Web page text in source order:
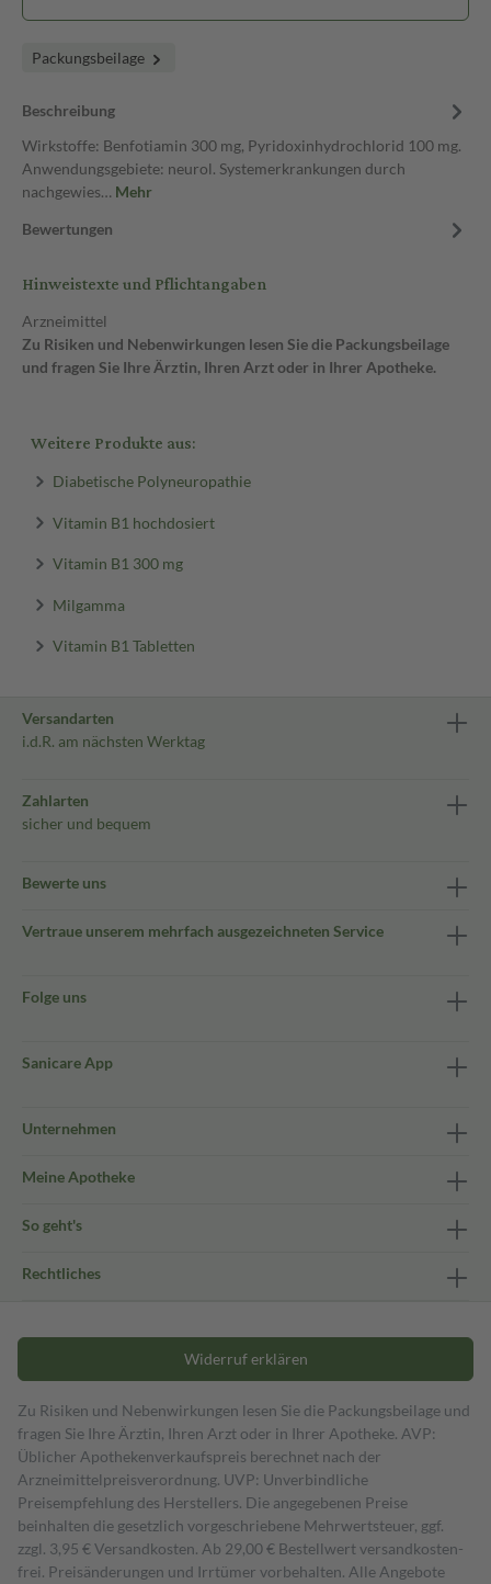
Packungsbeilage
Beschreibung
Wirkstoffe: Benfotiamin 300 mg, Pyridoxinhydrochlorid 100 mg.
Anwendungsgebiete: neurol. Systemerkrankungen durch
nachgewies… Mehr
Bewertungen
Hinweistexte und Pflichtangaben
Arzneimittel
Zu Risiken und Nebenwirkungen lesen Sie die Packungsbeilage
und fragen Sie Ihre Ärztin, Ihren Arzt oder in Ihrer Apotheke.
Weitere Produkte aus:
Diabetische Polyneuropathie
Vitamin B1 hochdosiert
Vitamin B1 300 mg
Milgamma
Vitamin B1 Tabletten
Versandarten
i.d.R. am nächsten Werktag
Zahlarten
sicher und bequem
Bewerte uns
Vertraue unserem mehrfach ausgezeichneten Service
Folge uns
Sanicare App
Unternehmen
Meine Apotheke
So geht's
Rechtliches
Widerruf erklären
Zu Risiken und Nebenwirkungen lesen Sie die Packungsbeilage und
fragen Sie Ihre Ärztin, Ihren Arzt oder in Ihrer Apotheke. AVP:
Üblicher Apothekenverkaufspreis berechnet nach der
Arzneimittelpreisverordnung. UVP: Unverbindliche
Preisempfehlung des Herstellers. Die angegebenen Preise
beinhalten die gesetzlich vorgeschriebene Mehrwertsteuer, ggf.
zzgl. 3,95 € Versandkosten. Ab 29,00 € Bestell­wert versand­kosten­
frei. Preisänderungen und Irrtümer vorbehalten. Alle Angebote